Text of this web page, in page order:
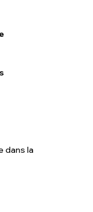
dans la